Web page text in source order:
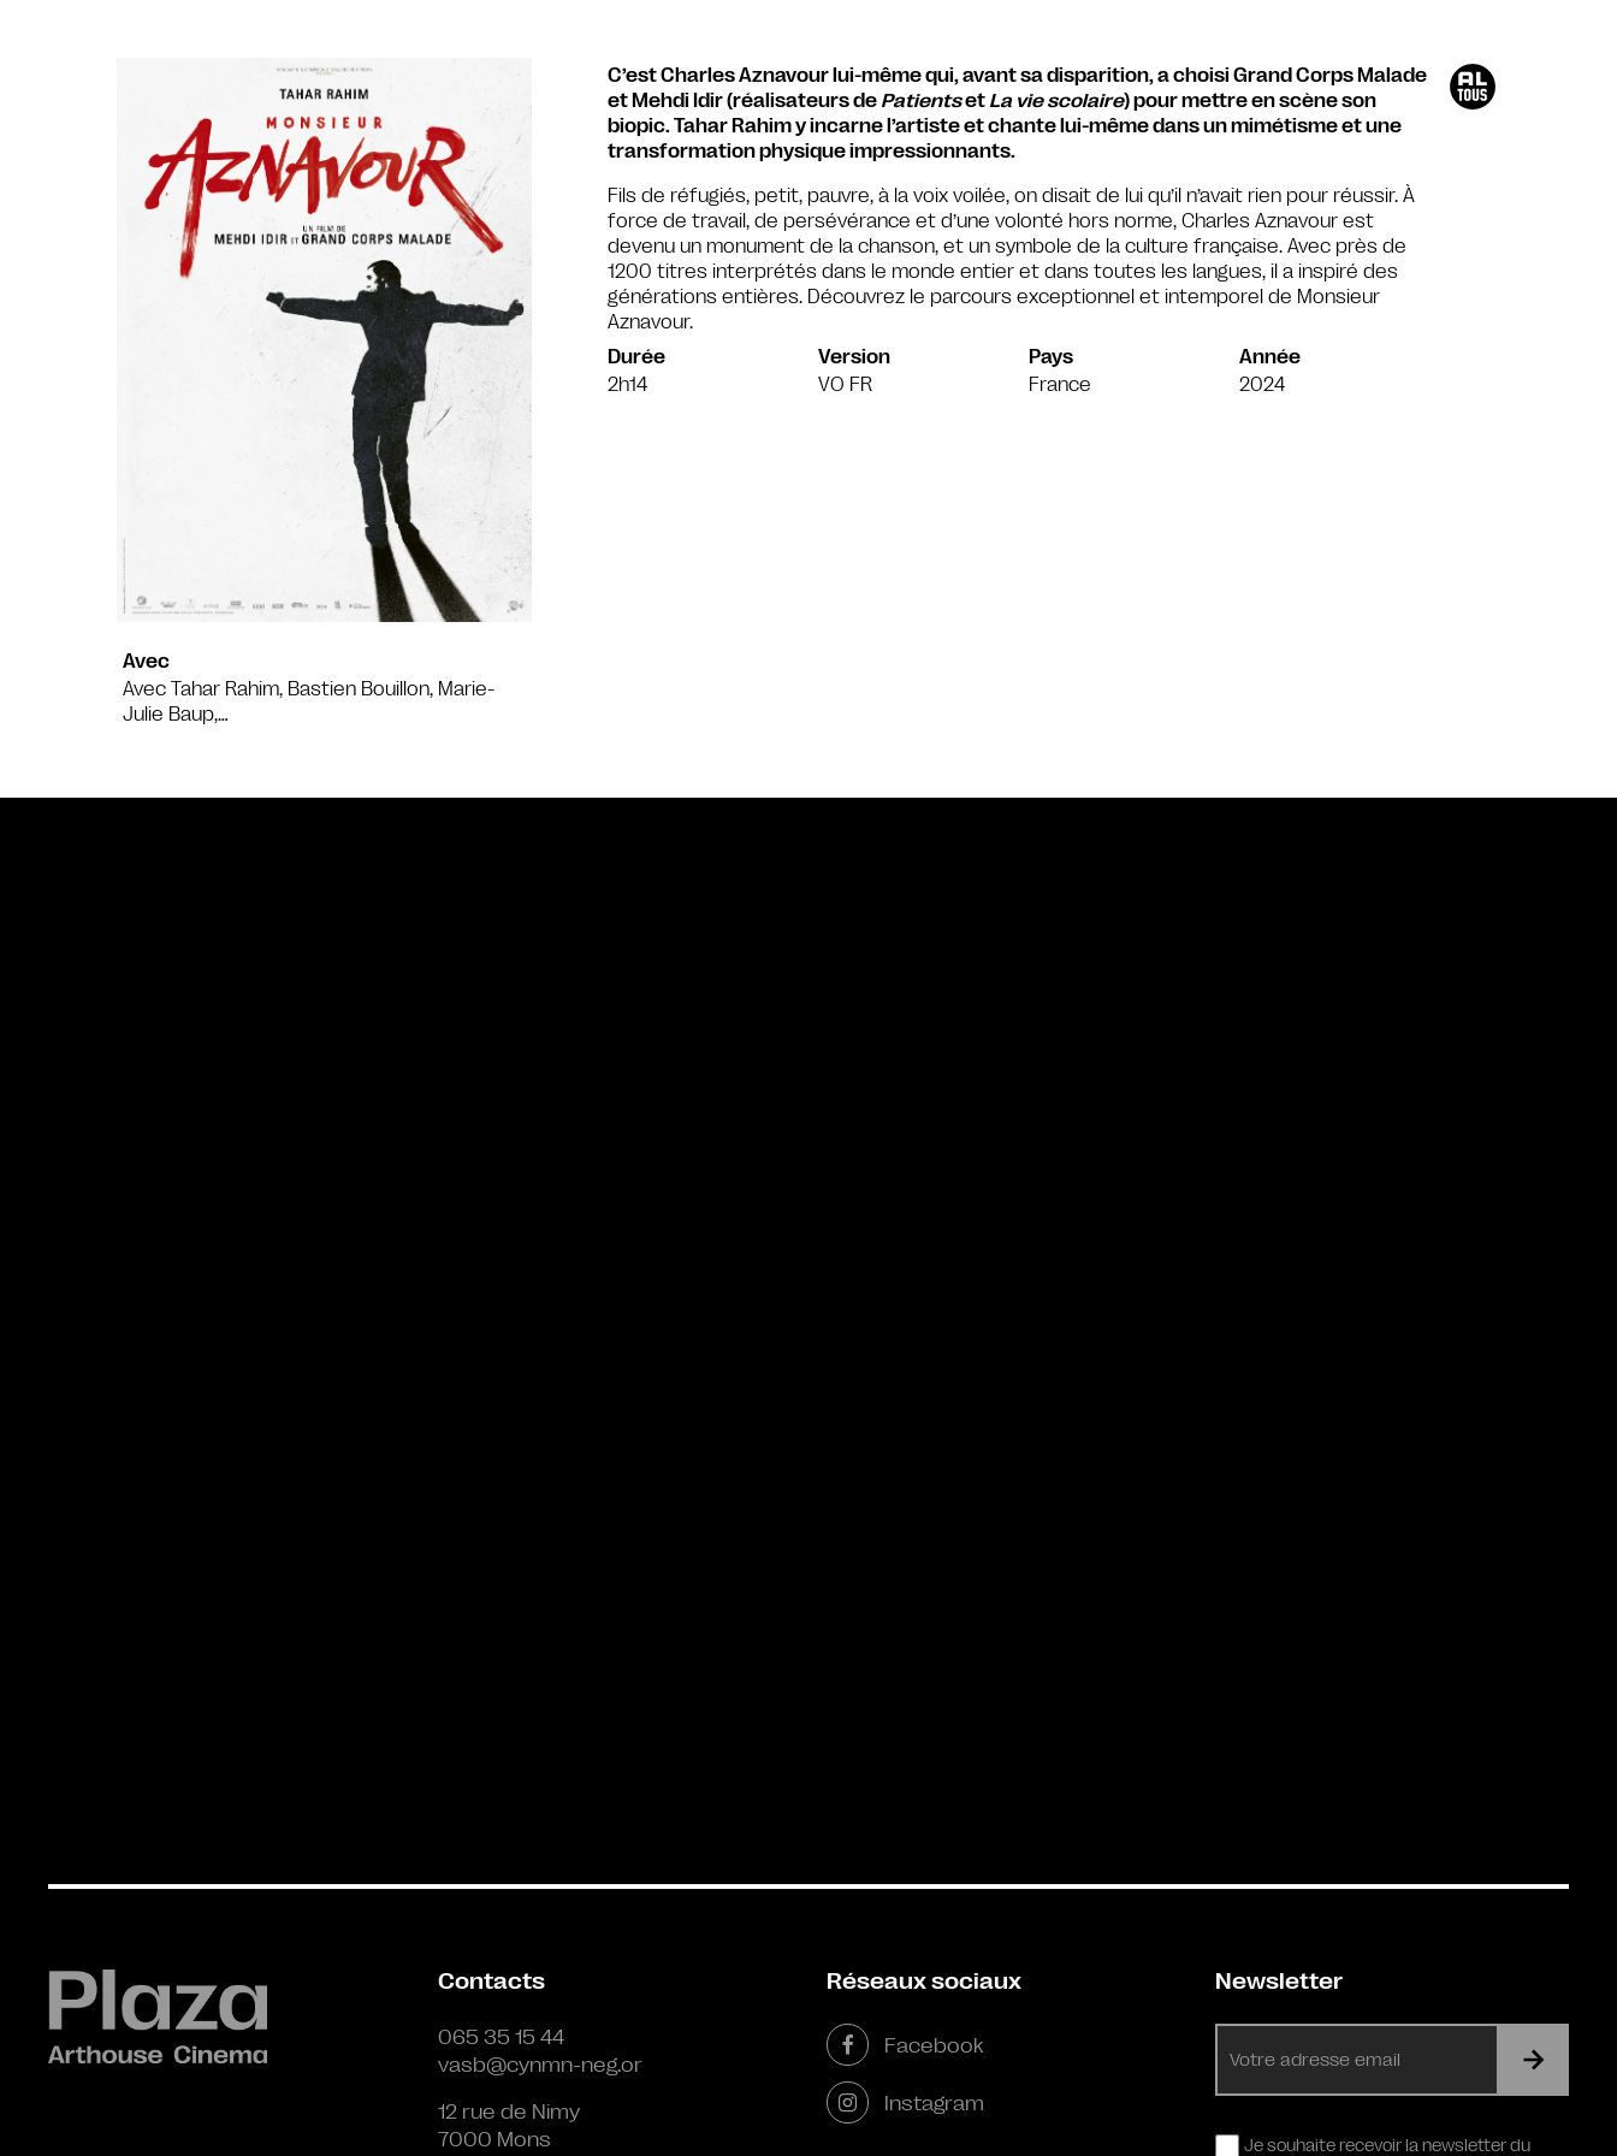
Avec
Avec Tahar Rahim, Bastien Bouillon, Marie-
Julie Baup,…
C’est Charles Aznavour lui-même qui, avant sa disparition, a choisi Grand Corps Malade
et Mehdi Idir (réalisateurs dePatientset La vie scolaire) pour mettre en scène son
biopic. Tahar Rahim y incarne l’artiste et chante lui-même dans un mimétisme et une
transformation physique impressionnants.
Fils de réfugiés, petit, pauvre, à la voix voilée, on disait de lui qu’il n’avait rien pour réussir. À
force de travail, de persévérance et d’une volonté hors norme, Charles Aznavour est
devenu un monument de la chanson, et un symbole de la culture française. Avec près de
1200 titres interprétés dans le monde entier et dans toutes les langues, il a inspiré des
générations entières. Découvrez le parcours exceptionnel et intemporel de Monsieur
Aznavour.
Durée
2h14
Version
VO FR
Pays
France
Année
2024
Contacts
065 35 15 44
vasb@cynmn-neg.or
12 rue de Nimy
7000 Mons
Réseaux sociaux
Facebook
Instagram
Newsletter
mail
RGPDJe souhaite recevoir la newsletter du